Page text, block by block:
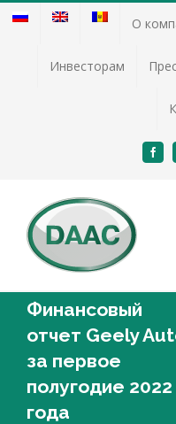
О
Инвесторам
Финансовый
отчет Geely
за первое
полугодие 2022
года